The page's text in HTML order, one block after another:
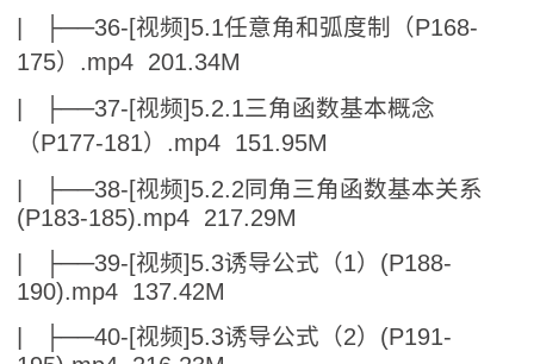
| ├──36-[视频]5.1任意角和弧度制（P168-
175）.mp4 201.34M
| ├──37-[视频]5.2.1三角函数基本概念
（P177-181）.mp4 151.95M
| ├──38-[视频]5.2.2同角三角函数基本关系
(P183-185).mp4 217.29M
| ├──39-[视频]5.3诱导公式（1）(P188-
190).mp4 137.42M
| ├──40-[视频]5.3诱导公式（2）(P191-